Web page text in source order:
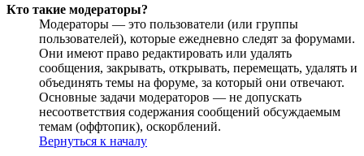
Кто такие модераторы?
Модераторы — это пользователи (или группы
пользователей), которые ежедневно следят за форумами.
Они имеют право редактировать или удалять
сообщения, закрывать, открывать, перемещать, удалять и
объединять темы на форуме, за который они отвечают.
Основные задачи модераторов — не допускать
несоответствия содержания сообщений обсуждаемым
темам (оффтопик), оскорблений.
Вернуться к началу